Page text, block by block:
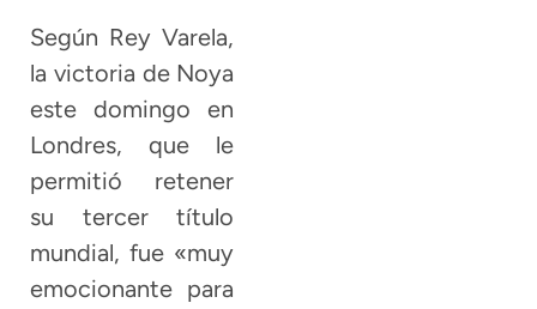
Según Rey Varela,
la victoria de Noya
este domingo en
Londres, que le
permitió retener
su tercer título
mundial, fue «muy
emocionante para